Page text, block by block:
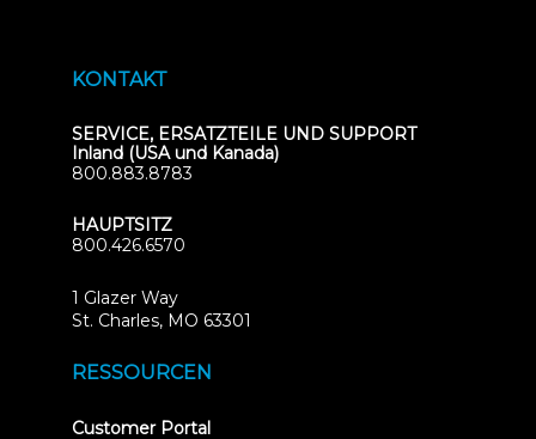
KONTAKT
SERVICE, ERSATZTEILE UND SUPPORT
Inland (USA und Kanada)
800.883.8783
HAUPTSITZ
800.426.6570
1 Glazer Way
St. Charles, MO 63301
RESSOURCEN
Customer Portal(opens